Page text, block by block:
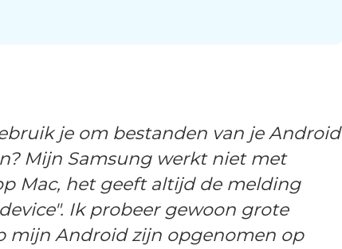
je om bestanden van je Android
Mijn Samsung werkt niet met
Mac, het geeft altijd de melding
Ik probeer gewoon grote
mijn Android zijn opgenomen op